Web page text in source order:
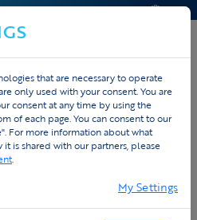
CONTACT & AIDE DEVIS
Cycling
that are necessary to operate
only used with your consent. You are
consent at any time by using the
of each page. You can consent to our
For more information about what
is shared with our partners, please
.
My Settings